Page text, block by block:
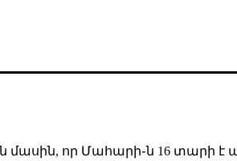
մասին, որ Մահարի֊ն 16 տարի է